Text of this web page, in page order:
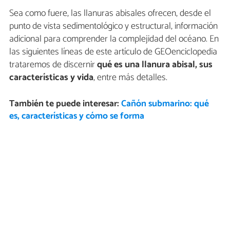
Sea como fuere, las llanuras abisales ofrecen, desde el
punto de vista sedimentológico y estructural, información
adicional para comprender la complejidad del océano. En
las siguientes líneas de este artículo de GEOenciclopedia
trataremos de discernirqué es una llanura abisal, sus
características y vida, entre más detalles.
También te puede interesar:Cañón submarino: qué
es, características y cómo se forma